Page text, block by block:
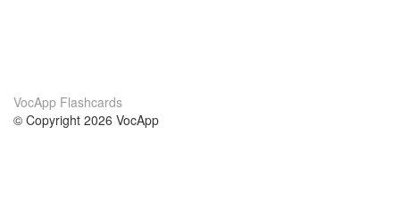
VocApp Flashcards
© Copyright 2026 VocApp